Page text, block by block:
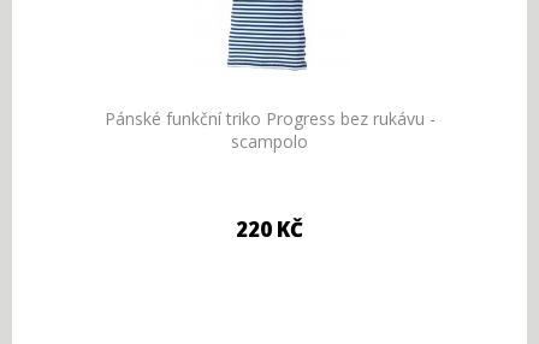
Pánské funkční triko Progress bez rukávu -
scampolo
220 KČ